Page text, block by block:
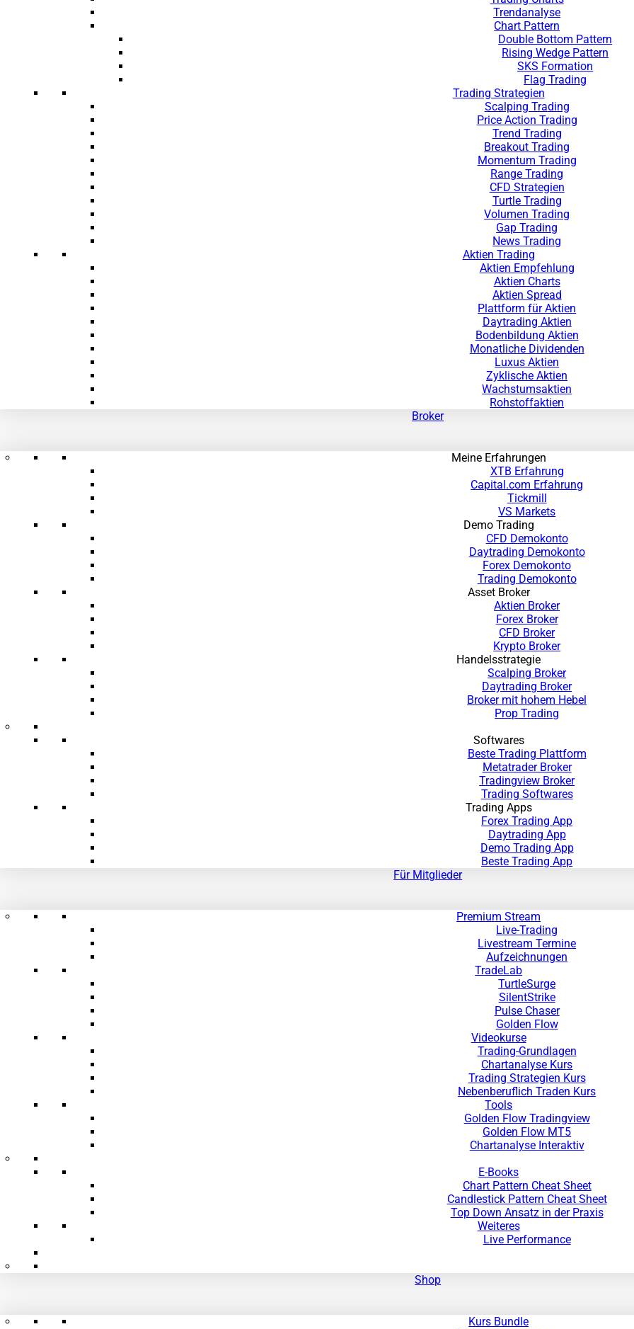
Trendanalyse
Chart Pattern
Double Bottom Pattern
Rising Wedge Pattern
SKS Formation
Flag Trading
Trading Strategien
Scalping Trading
Price Action Trading
Trend Trading
Breakout Trading
Momentum Trading
Range Trading
CFD Strategien
Turtle Trading
Volumen Trading
Gap Trading
News Trading
Aktien Trading
Aktien Empfehlung
Aktien Charts
Aktien Spread
Plattform für Aktien
Daytrading Aktien
Bodenbildung Aktien
Monatliche Dividenden
Luxus Aktien
Zyklische Aktien
Wachstumsaktien
Rohstoffaktien
Broker
Meine Erfahrungen
XTB Erfahrung
Capital.com Erfahrung
Tickmill
VS Markets
Demo Trading
CFD Demokonto
Daytrading Demokonto
Forex Demokonto
Trading Demokonto
Asset Broker
Aktien Broker
Forex Broker
CFD Broker
Krypto Broker
Handelsstrategie
Scalping Broker
Daytrading Broker
Broker mit hohem Hebel
Prop Trading
Softwares
Beste Trading Plattform
Metatrader Broker
Tradingview Broker
Trading Softwares
Trading Apps
Forex Trading App
Daytrading App
Demo Trading App
Beste Trading App
Für Mitglieder
Premium Stream
Live-Trading
Livestream Termine
Aufzeichnungen
TradeLab
TurtleSurge
SilentStrike
Pulse Chaser
Golden Flow
Videokurse
Trading-Grundlagen
Chartanalyse Kurs
Trading Strategien Kurs
Nebenberuflich Traden Kurs
Tools
Golden Flow Tradingview
Golden Flow MT5
Chartanalyse Interaktiv
E-Books
Chart Pattern Cheat Sheet
Candlestick Pattern Cheat Sheet
Top Down Ansatz in der Praxis
Weiteres
Live Performance
Shop
Kurs Bundle